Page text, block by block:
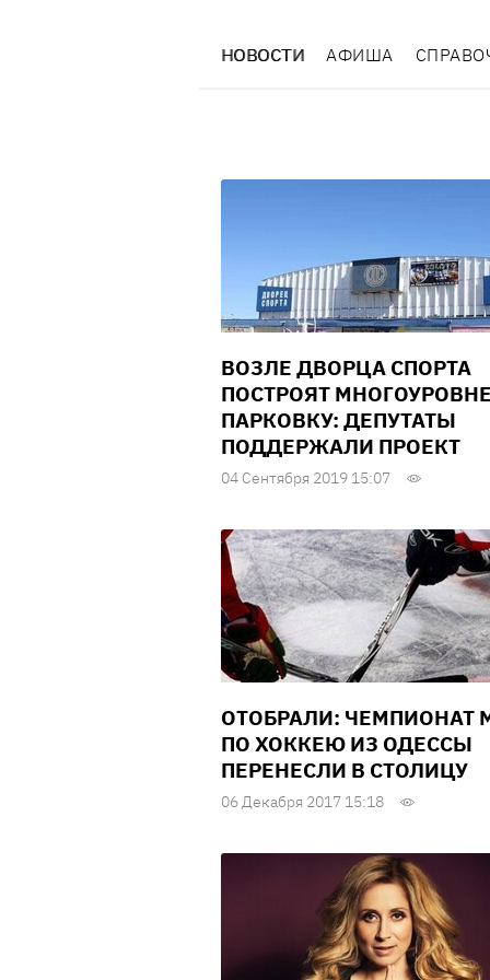
НОВОСТИ АФИША
ВОЗЛЕ ДВОРЦА СПОРТА
ПОСТРОЯТ
ПАРКОВКУ: ДЕПУТАТЫ
ПОДДЕРЖАЛИ ПРОЕКТ
04 Сентября 2019 15:07
ОТОБРАЛИ: ЧЕМПИОНАТ
ПО ХОККЕЮ ИЗ ОДЕССЫ
ПЕРЕНЕСЛИ В СТОЛИЦУ
06 Декабря 2017 15:18